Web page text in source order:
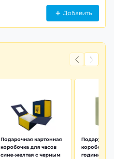
Добавить
Подарочная картонная
коробочка для часов
сине-желтая с черным
коробочка
годинника